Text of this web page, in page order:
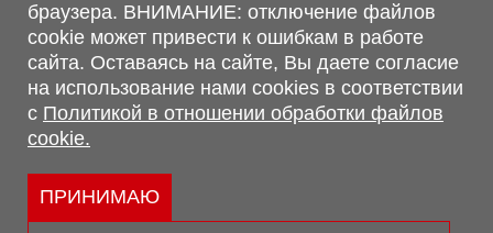
Обращаем Ваше внимание, что вся предоставленная на сайте
информация, касающаяся комплектаций, технических
характеристик, цветовых сочетаний, а также стоимости и
сервисного обслуживания носит информационный характер и
не является публичной офертой, определяемой п.2 ст.407
Гражданского кодекса Республики Беларусь.
Политика обработки персональных данных
Политикой в отношении обработки файлов cookie.
браузера. ВНИМАНИЕ: отключение файлов
cookie может привести к ошибкам в работе
сайта. Оставаясь на сайте, Вы даете согласие
на использование нами cookies в соответствии
с Политикой в отношении обработки файлов
cookie.
ПРИНИМАЮ